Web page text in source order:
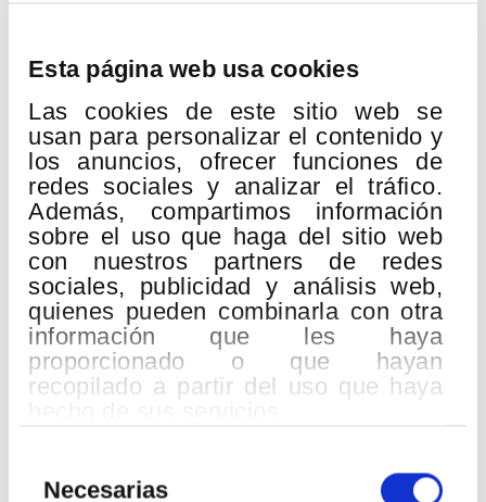
Esta página web usa cookies
Las cookies de este sitio web se
usan para personalizar el contenido y
los anuncios, ofrecer funciones de
redes sociales y analizar el tráfico.
Además, compartimos información
sobre el uso que haga del sitio web
con nuestros partners de redes
sociales, publicidad y análisis web,
quienes pueden combinarla con otra
información que les haya
proporcionado o que hayan
recopilado a partir del uso que haya
deNecesarias
19
OCT
2026
French jolies
Sexteto para piano y quinteto de viento